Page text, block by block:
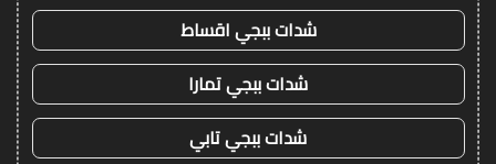
شدات ببجي اقساط
شدات ببجي تمارا
شدات ببجي تابي